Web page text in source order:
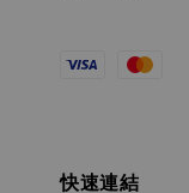
快速連結